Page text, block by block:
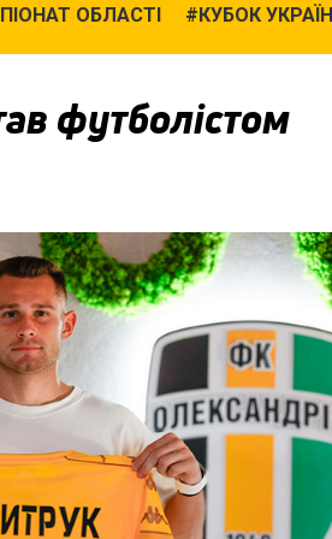
ОБЛАСТІ КУБОК
футболістом